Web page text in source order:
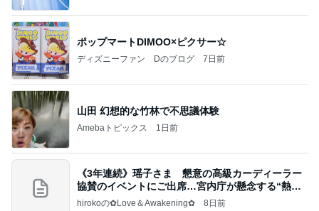
ポップマートDIMOO×ピクサー☆
ディズニーファン Dのブログ 7日前
山田 幻想的な竹林で不思議体験
Amebaトピックス 1日前
《3年連続》瑶子さま 懇意の高級カーディーラー
協賛のイベントにご出席…宮内庁が懸念する“熱心
すぎ
hirokoの✿Love＆Awakening✿ 8日前